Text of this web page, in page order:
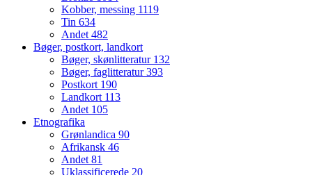
Kobber, messing 1119
Tin 634
Andet482
Bøger, postkort, landkort
Bøger, skønlitteratur 132
Bøger, faglitteratur393
Postkort 190
Landkort 113
Andet 105
Etnografika
Grønlandica 90
Afrikansk 46
Andet81
Uklassificerede 20